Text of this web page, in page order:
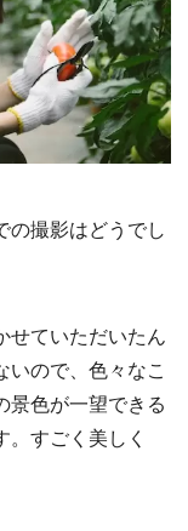
の撮影はどうでし
せていただいたん
いので、色々なこ
景色が一望できる
すごく美しく